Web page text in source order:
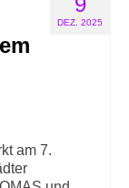
DEZ. 2025
am 7.